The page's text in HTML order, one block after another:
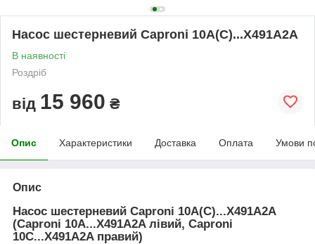
Насос шестерневий Caproni 10A(C)...X491A2A
В наявності
Роздріб
від 15 960 ₴
Опис Характеристики Доставка Оплата Умови
Опис
Насос шестерневий Caproni 10A(C)...X491A2A
(Caproni 10A...X491A2A лівий, Caproni
10C...X491A2A правий)